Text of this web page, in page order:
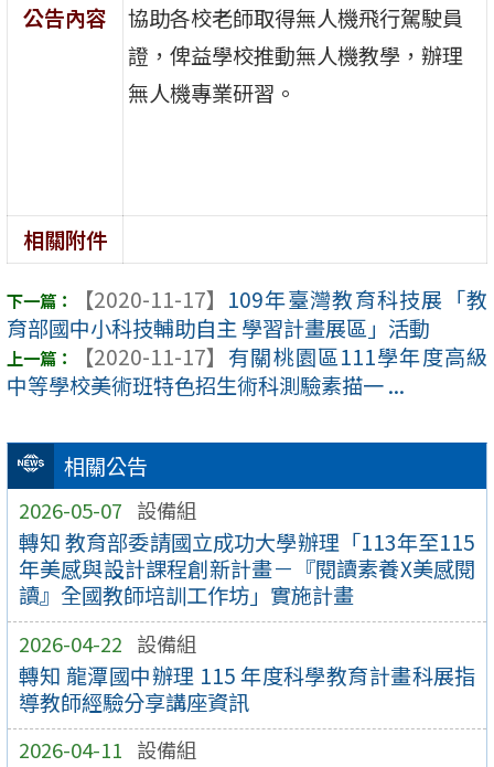
相關公告
2026-05-07 設備組
轉知 教育部委請國立成功大學辦理「113年至115
年美感與設計課程創新計畫－『閱讀素養X美感閱
讀』全國教師培訓工作坊」實施計畫
2026-04-22 設備組
轉知 龍潭國中辦理 115 年度科學教育計畫科展指
導教師經驗分享講座資訊
2026-04-11 設備組
公告內容
協助各校老師取得無人機飛行駕駛員
證，俾益學校推動無人機教學，辦理
無人機專業研習。
相關附件
【2020-11-17】 109年臺灣教育科技展「教
育部國中小科技輔助自主 學習計畫展區」活動
【2020-11-17】 有關桃園區111學年度高級
中等學校美術班特色招生術科測驗素描一 ...